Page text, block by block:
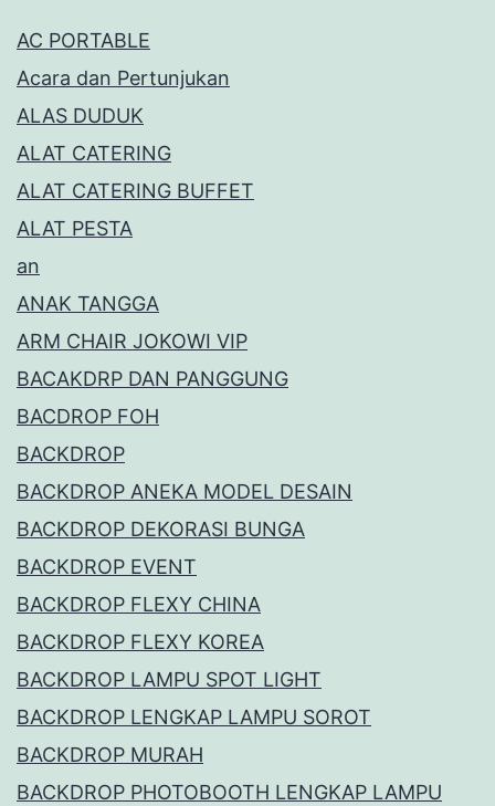
AC PORTABLE
Acara dan Pertunjukan
ALAS DUDUK
ALAT CATERING
ALAT CATERING BUFFET
ALAT PESTA
an
ANAK TANGGA
ARM CHAIR JOKOWI VIP
BACAKDRP DAN PANGGUNG
BACDROP FOH
BACKDROP
BACKDROP ANEKA MODEL DESAIN
BACKDROP DEKORASI BUNGA
BACKDROP EVENT
BACKDROP FLEXY CHINA
BACKDROP FLEXY KOREA
BACKDROP LAMPU SPOT LIGHT
BACKDROP LENGKAP LAMPU SOROT
BACKDROP MURAH
BACKDROP PHOTOBOOTH LENGKAP LAMPU